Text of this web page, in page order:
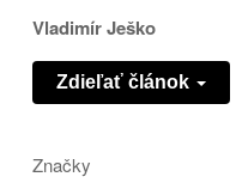
Vladimír Ješko
Zdieľať článok
Značky